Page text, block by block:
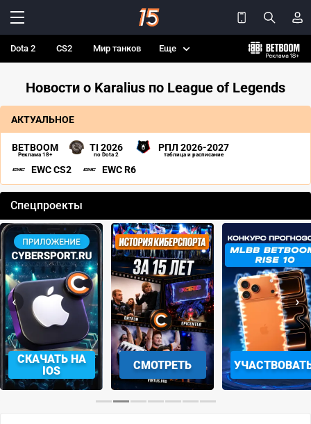
Dota 2 CS2 Мир танков Еще
Новости о Karalius по League of Legends
АКТУАЛЬНОЕ
BETBOOM
Реклама 18+
TI 2026
по Dota 2
РПЛ 2026-2027
таблица и расписание
EWC CS2 EWC R6
Спецпроекты
СКАЧАТЬ НА
IOS
СМОТРЕТЬ
‹ ›